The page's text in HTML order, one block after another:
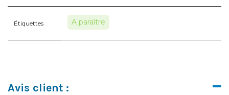
Étiquettes A paraître
Avis client :